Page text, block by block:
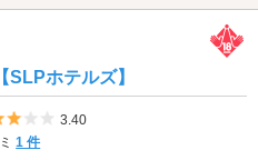
ホテルズ】
5つ星のうち3
3.40
1 件